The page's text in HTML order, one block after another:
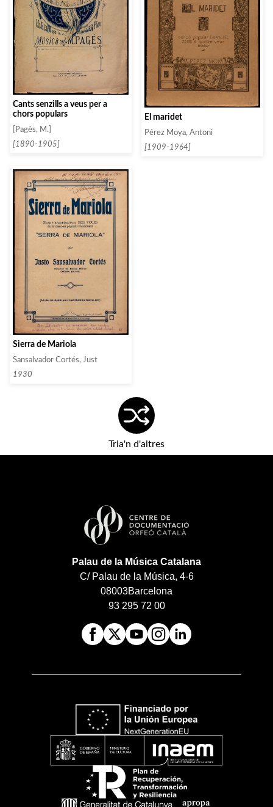
Cants senzills a veus per a
chors populars
[Pagès, M.]
[1890-1905]
El maridet
Pérez Moya, Antoni
[1909-1964]
Sierra de Mariola
Sansalvador Cortés, Just
1930
Tria'n d'altres
Palau de la Música Catalana
C/ Palau de la Música, 4-6
08003Barcelona
93 295 72 00